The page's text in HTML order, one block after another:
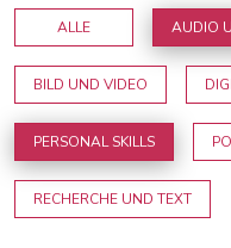
ALLE AUDIO
BILD UND VIDEO
PERSONAL SKILLS
RECHERCHE UND TEXT